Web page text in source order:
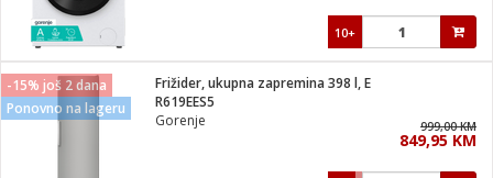
10+
-15% još 2 dana
Ponovno na lageru
Frižider, ukupna zapremina 398 l, E
R619EES5
Gorenje
999,00 KM
849,95 KM